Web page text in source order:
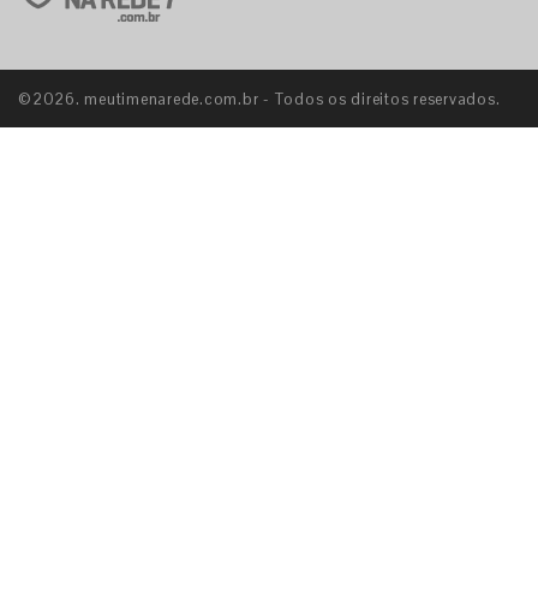
©2026. meutimenarede.com.br - Todos os direitos reservados.